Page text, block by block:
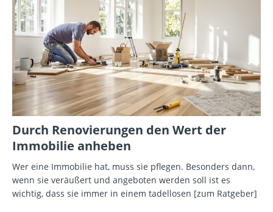
Durch Renovierungen den Wert der
Immobilie anheben
Wer eine Immobilie hat, muss sie pflegen. Besonders dann,
wenn sie veräußert und angeboten werden soll ist es
wichtig, dass sie immer in einem tadellosen [zum Ratgeber]